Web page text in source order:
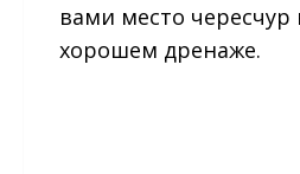
вами место чересчур
хорошем дренаже.